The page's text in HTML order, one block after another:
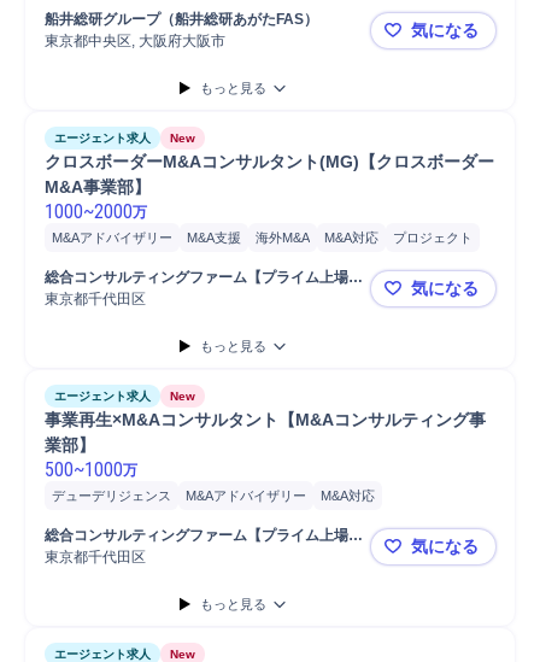
M&Aコンサルティング
船井総研グループ（船井総研あがたFAS）
東京都中央区, 大阪府大阪市
【株式会社
気になる
もっと見る
エージェント求人 New
クロスボーダーM&Aコンサルタント(MG)【クロスボーダー
M&A事業部】
1000~2000万
M&Aアドバイザリー M&A支援 海外M&A M&A対応
プロジェクト
営業活動
エグゼキューション
プロジェクトマネジメント
デューデリジェンス
総合コンサルティングファーム【プライム上場企
業】
東京都千代田区 クロスボー
気になる
もっと見る
エージェント求人 New
事業再生×M&Aコンサルタント【M&Aコンサルティング事
業部】
500~1000万
デューデリジェンス M&Aアドバイザリー
M&A対応
経営/戦略コンサルティング
M&Aコンサルティング
コンサルティング業務
総合コンサルティングファーム【プライム上場企
業】
東京都千代田区 事業再生
気になる
もっと見る
エージェント求人 New